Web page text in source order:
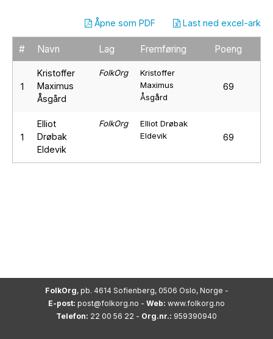
Last ned excel-ark
Åpne som PDF
# Navn Lag Fremføring Poeng
1
Kristoffer
Maximus
Åsgård
FolkOrg
Kristoffer
Maximus
Åsgård
69
1
Elliot
Drøbak
Eldevik
FolkOrg
Elliot Drøbak
Eldevik
69
FolkOrg, pb. 4614 Sofienberg, 0506 Oslo, Norge -
E-post: post@folkorg.no - Web: www.folkorg.no
Telefon: 22 00 56 22 - Org.nr.: 959390940